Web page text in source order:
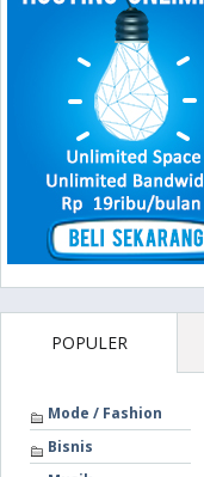
POPULER
Mode / Fashion
Bisnis